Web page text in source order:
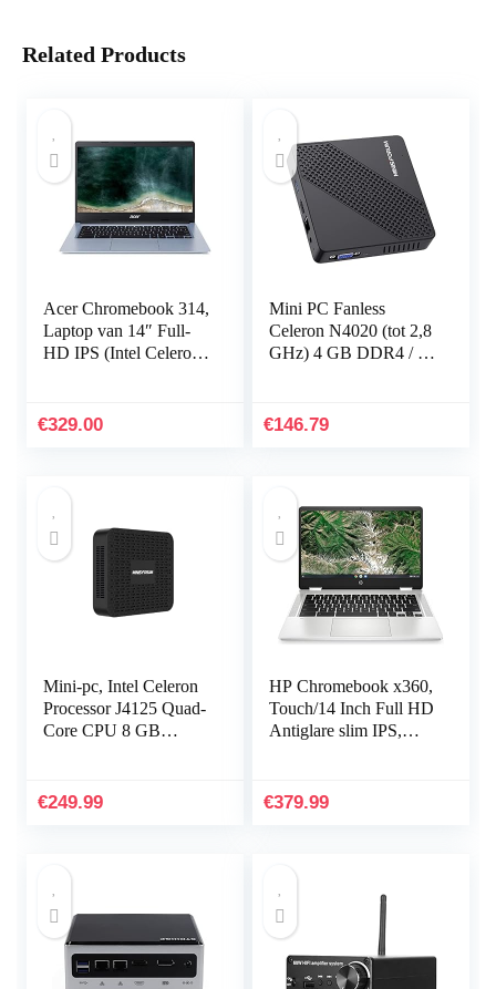
Related Products
Acer Chromebook 314,
Laptop van 14″ Full-
HD IPS (Intel Celeron
Chrome OS) –
€329.00
Mini PC Fanless
Celeron N4020 (tot 2,8
GHz) 4 GB DDR4 / 64
HDMI 2.0 en VGA-
€146.79
Mini-pc, Intel Celeron
Processor J4125 Quad-
Core CPU 8 GB
desktopcomputer met
€249.99
HP Chromebook x360,
Touch/14 Inch Full HD
Antiglare slim IPS,
LAKE R), 4GB RAM,
€379.99